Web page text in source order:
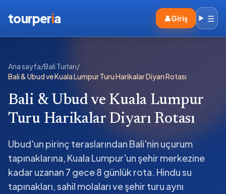
tourperia 👤Giriş ☰
Ana sayfa/Bali Turları/
Bali & Ubud ve Kuala Lumpur Turu Harikalar Diyarı Rotası
Bali & Ubud ve Kuala Lumpur
Turu Harikalar Diyarı Rotası
Ubud'un pirinç teraslarından Bali'nin uçurum
tapınaklarına, Kuala Lumpur'un şehir merkezine
kadar uzanan 7 gece 8 günlük rota. Hindu su
tapınakları, sahil molaları ve şehir turu aynı